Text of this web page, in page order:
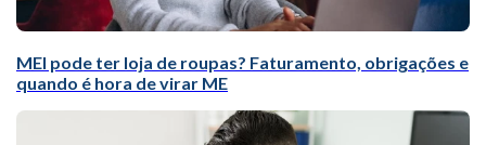
MEI pode ter loja de roupas? Faturamento, obrigações e
quando é hora de virar ME